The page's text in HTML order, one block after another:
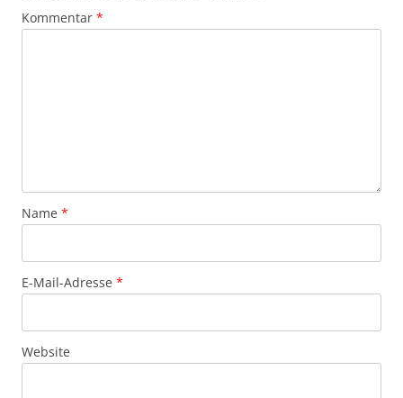
Kommentar *
Name *
E-Mail-Adresse *
Website